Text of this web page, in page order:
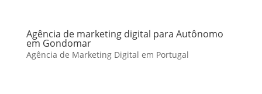
Agência de marketing digital para Autônomo
em Gondomar
Agência de Marketing Digital em Portugal